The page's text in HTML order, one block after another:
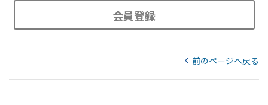
会員登録
前のページへ戻る